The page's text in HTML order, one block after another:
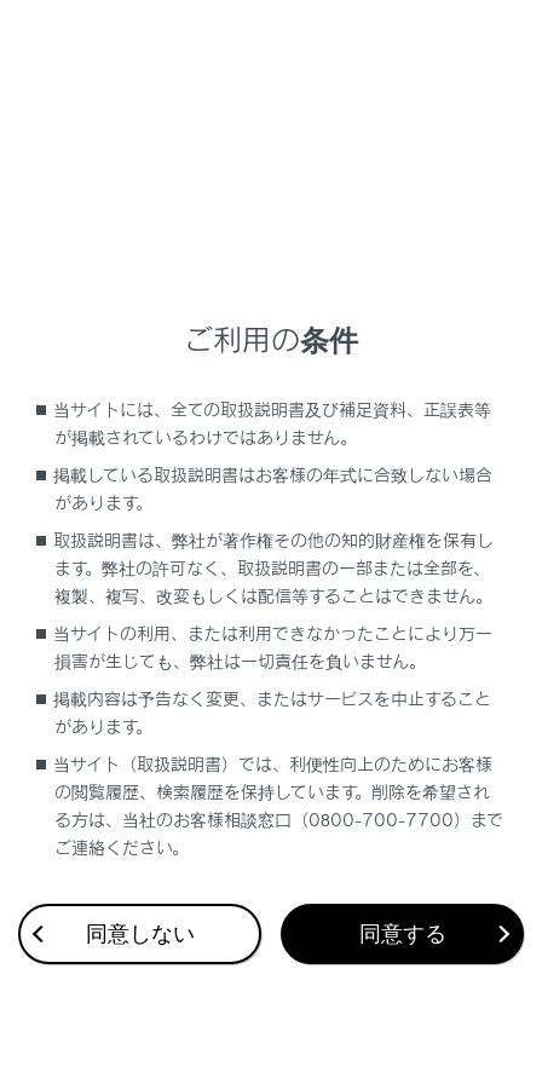
て使用します。（トンネル内や可燃物の近くでは使用し
発炎筒を使うには
合わせて見られているページ
警告灯がついたときは
エンジンがかからないときは
車中泊が必要なときは
このページは役に立ちましたか？
ご利用の条件
当サイトには、全ての取扱説明書及び補足資料、正誤表等
が掲載されているわけではありません。
掲載している取扱説明書はお客様の年式に合致しない場合
があります。
取扱説明書は、弊社が著作権その他の知的財産権を保有し
ます。弊社の許可なく、取扱説明書の一部または全部を、
複製、複写、改変もしくは配信等することはできません。
当サイトの利用、または利用できなかったことにより万一
損害が生じても、弊社は一切責任を負いません。
掲載内容は予告なく変更、またはサービスを中止すること
があります。
当サイト（取扱説明書）では、利便性向上のためにお客様
の閲覧履歴、検索履歴を保持しています。削除を希望され
る方は、当社のお客様相談窓口（0800-700-7700）まで
ご連絡ください。
同意しない 同意する